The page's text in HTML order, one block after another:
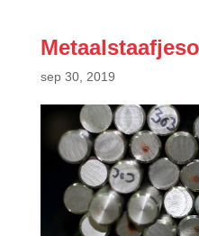
sep 30, 2019